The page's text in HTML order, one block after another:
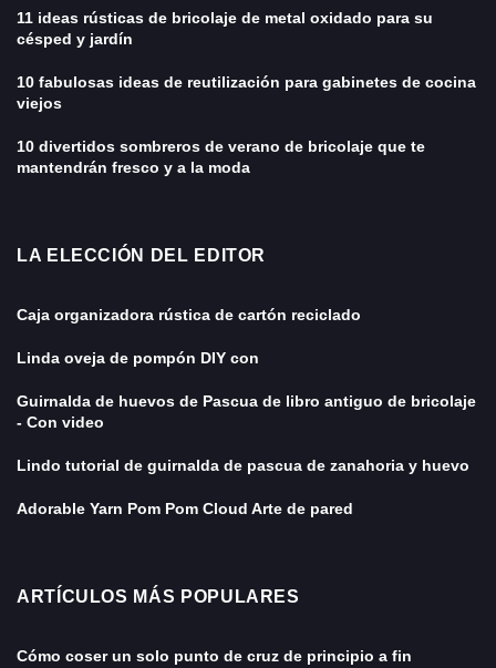
11 ideas rústicas de bricolaje de metal oxidado para su
césped y jardín
10 fabulosas ideas de reutilización para gabinetes de cocina
viejos
10 divertidos sombreros de verano de bricolaje que te
mantendrán fresco y a la moda
LA ELECCIÓN DEL EDITOR
Caja organizadora rústica de cartón reciclado
Linda oveja de pompón DIY con
Guirnalda de huevos de Pascua de libro antiguo de bricolaje
- Con video
Lindo tutorial de guirnalda de pascua de zanahoria y huevo
Adorable Yarn Pom Pom Cloud Arte de pared
ARTÍCULOS MÁS POPULARES
Cómo coser un solo punto de cruz de principio a fin